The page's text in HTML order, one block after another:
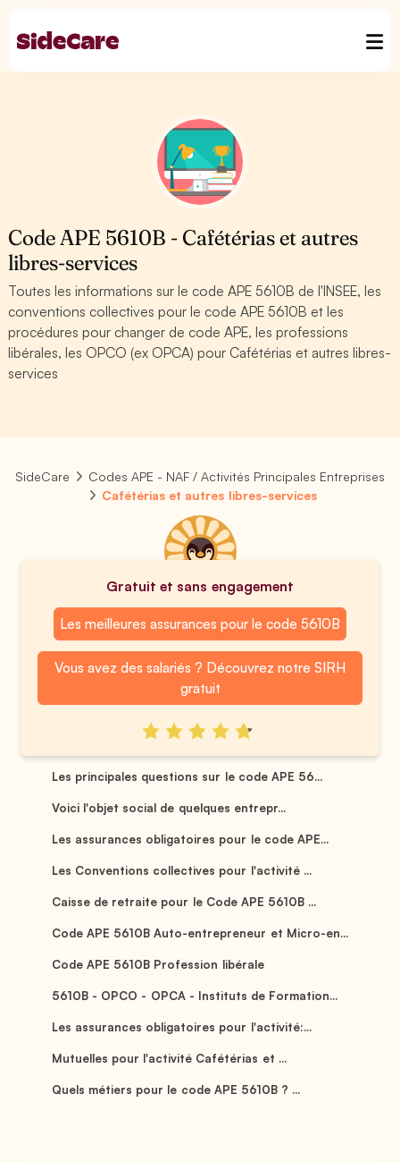
Code APE 5610B - Cafétérias et autres
libres-services
Toutes les informations sur le code APE 5610B de l'INSEE, les
conventions collectives pour le code APE 5610B et les
procédures pour changer de code APE, les professions
libérales, les OPCO (ex OPCA) pour Cafétérias et autres libres-
services
SideCare
Codes APE - NAF / Activités Principales Entreprises
Cafétérias et autres libres-services
Gratuit et sans engagement
Les meilleures assurances pour le code 5610B
Vous avez des salariés ? Découvrez notre SIRH
gratuit
Les principales questions sur le code APE 56...
Voici l'objet social de quelques entrepr...
Les assurances obligatoires pour le code APE...
Les Conventions collectives pour l'activité ...
Caisse de retraite pour le Code APE 5610B ...
Code APE 5610B Auto-entrepreneur et Micro-en...
Code APE 5610B Profession libérale
5610B - OPCO - OPCA - Instituts de Formation...
Les assurances obligatoires pour l'activité:...
Mutuelles pour l'activité Cafétérias et ...
Quels métiers pour le code APE 5610B ? ...